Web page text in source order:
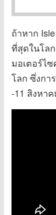
ถ้าหาก
ที่สุดในโล
มอเตอร์ไซ
โลก ซึ่งกา
-11 สิงหา